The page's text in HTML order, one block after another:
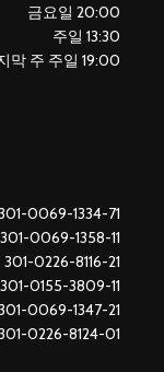
금요일 20:00
주일 13:30
막 주 주일 19:00
0069-1334-71
301-0069-1358-11
301-0226-8116-21
301-0155-3809-11
0069-1347-21
0226-8124-01